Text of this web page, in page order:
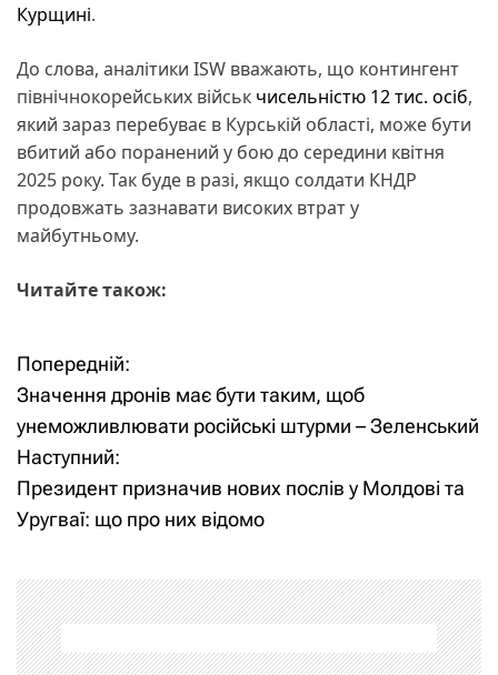
Курщині.
До слова, аналітики ISW вважають, що контингент
північнокорейських військ чисельністю 12 тис. осіб,
який зараз перебуває в Курській області, може бути
вбитий або поранений у бою до середини квітня
2025 року. Так буде в разі, якщо солдати КНДР
продовжать зазнавати високих втрат у
майбутньому.
Читайте також:
Н
а
в
і
а
ц
Попередній:
Значення дронів має бути таким, щоб
унеможливлювати російські штурми – Зеленський
Наступний:
Президент призначив нових послів у Молдові та
Уругваї: що про них відомо